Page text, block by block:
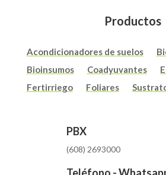
Productos
Acondicionadores de suelos
Bioinsumos
Coadyuvantes
Fertirriego
Foliares
PBX
(608) 2693000